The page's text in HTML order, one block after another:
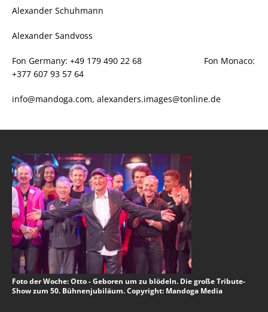
Alexander Schuhmann
Alexander Sandvoss
Fon Germany: +49 179 490 22 68 Fon Monaco:
+377 607 93 57 64
info@mandoga.com, alexanders.images@tonline.de
Foto der Woche: Otto - Geboren um zu blödeln. Die große Tribute-
Show zum 50. Bühnenjubiläum. Copyright: Mandoga Media